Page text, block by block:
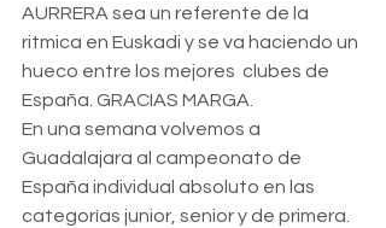
AURRERA sea un referente de la
ritmica en Euskadi y se va haciendo un
hueco entre los mejores  clubes de
España. GRACIAS MARGA.
En una semana volvemos a
Guadalajara al campeonato de
España individual absoluto en las
categorías junior, senior y de primera.